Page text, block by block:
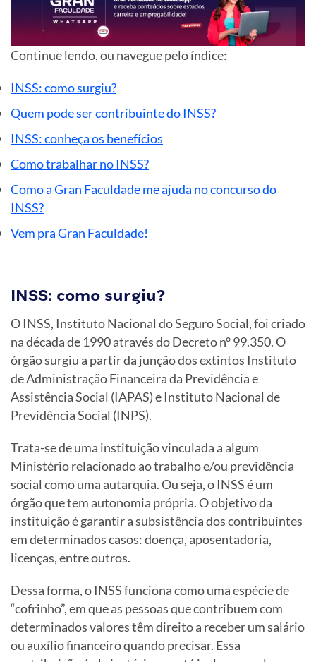
Continue lendo, ou navegue peloíndice:
INSS: como surgiu?
Quem pode ser contribuinte do INSS?
INSS: conheça os benefícios
Como trabalhar no INSS?
Como a Gran Faculdade me ajuda no concurso do
INSS?
Vem pra Gran Faculdade!
INSS: como surgiu?
O INSS, Instituto Nacional do Seguro Social, foi criado
na década de 1990 através do Decreto n° 99.350. O
órgão surgiu a partir da junção dos extintos Instituto
de Administração Financeira da Previdência e
Assistência Social (IAPAS) e Instituto Nacional de
Previdência Social (INPS).
Trata-se de uma instituição vinculada a algum
Ministério relacionado ao trabalho e/ou previdência
social como uma autarquia. Ou seja, o INSS é um
órgão que tem autonomia própria. O objetivo da
instituição é garantir a subsistência dos contribuintes
em determinados casos: doença, aposentadoria,
licenças, entre outros.
Dessa forma, o INSS funciona como uma espécie de
“cofrinho”, em que as pessoas que contribuem com
determinados valores têm direito a receber um salário
ou auxílio financeiro quando precisar. Essa